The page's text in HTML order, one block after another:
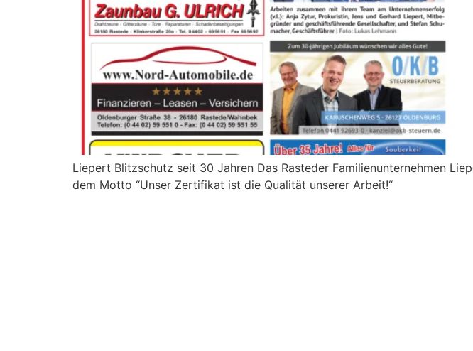
Liepert Blitzschutz seit 30 Jahren Das Rasteder Familienunternehmen
dem Motto “Unser Zertifikat ist die Qualität unserer Arbeit!“